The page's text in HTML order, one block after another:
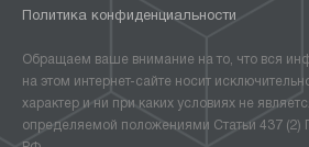
Политика конфиденциальности
Обращаем ваше внимание на то, что вся
на этом интернет-сайте носит
характер и ни при каких условиях не
определяемой положениями Статьи 437 (2)